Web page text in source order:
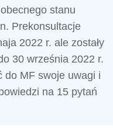
stanu
Prekonsultacje
2022 r. ale zostały
30 września 2022 r.
do MF swoje uwagi i
na 15 pytań